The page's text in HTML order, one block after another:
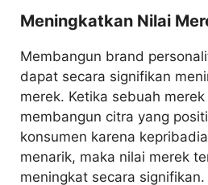
Meningkatkan Nilai
Membangun brand
dapat secara signifikan
merek. Ketika sebuah
membangun citra yang
konsumen karena
menarik, maka nilai merek
meningkat secara signifikan.